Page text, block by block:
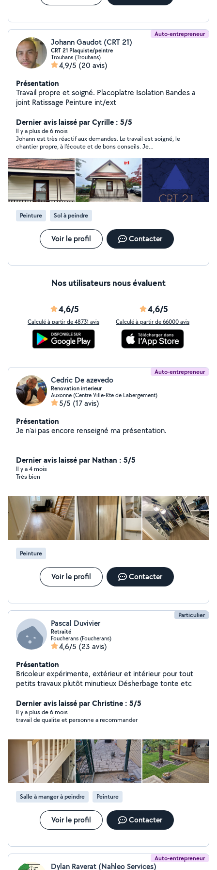
peinture sur agols de sous-sol ou garage ( réparation de
Auto-entrepreneur
Johann Gaudot (CRT 21)
CRT 21 Plaquiste/peintre
Trouhans (Trouhans)
4,9/5 (20 avis)
Présentation
Travail propre et soigné. Placoplatre Isolation Bandes a
joint Ratissage Peinture int/ext
Dernier avis laissé par Cyrille : 5/5
Il y a plus de 6 mois
Johann est très réactif aux demandes. Le travail est soigné, le
chantier propre, à l'écoute et de bons conseils. Je
Peinture Sol à peindre
Voir le profil Contacter
Nos utilisateurs nous évaluent
4,6/5
Calculé à partir de 48731 avis
4,6/5
Calculé à partir de 66000 avis
Auto-entrepreneur
Cedric De azevedo
Renovation interieur
Auxonne (Centre Ville-Rte de Labergement)
5/5 (17 avis)
Présentation
Je n'ai pas encore renseigné ma présentation.
Dernier avis laissé par Nathan : 5/5
Il y a 4 mois
Très bien
Peinture
Voir le profil Contacter
Particulier
Pascal Duvivier
Retraité
Foucherans (Foucherans)
4,6/5 (23 avis)
Présentation
Bricoleur expérimente, extérieur et intérieur pour tout
petits travaux plutôt minutieux Désherbage tonte etc
Dernier avis laissé par Christine : 5/5
Il y a plus de 6 mois
travail de qualite et personne a recommander
Salle à manger à peindre Peinture
Voir le profil Contacter
Auto-entrepreneur
Dylan Raverat (Nahleo Services)